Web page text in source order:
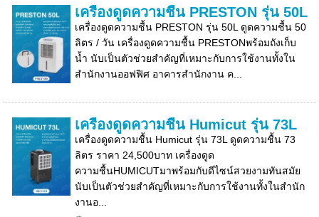
เครื่องดูดความชื้น PRESTON รุ่น 50L
เครื่องดูดความชื้น PRESTON รุ่น 50L ดูดความชื้น 50
ลิตร / วัน เครื่องดูดความชื้น PRESTONพร้อมถังเก็บ
น้ำ นับเป็นตัวช่วยสำคัญที่เหมาะกับการใช้งานทั้งใน
สำนักงานออฟฟิศ อาคารสำนักงาน ค...
เครื่องดูดความชื้น Humicut รุ่น 73L
เครื่องดูดความชื้น Humicut รุ่น 73L ดูดความชื้น 73
ลิตร ราคา 24,500บาท เครื่องดูด
ความชื้นHUMICUTมาพร้อมกับดีไซน์สวยงามทันสมัย
นับเป็นตัวช่วยสำคัญที่เหมาะกับการใช้งานทั้งในสำนัก
งานอ...